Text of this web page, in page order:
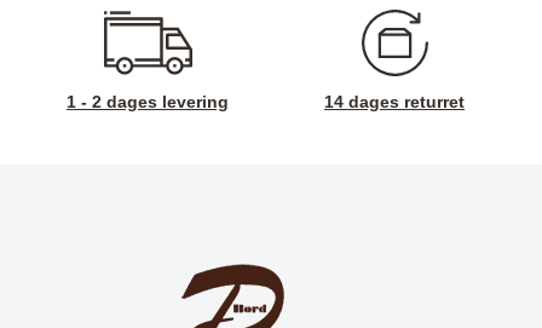
1 - 2 dages levering 14 dages returret